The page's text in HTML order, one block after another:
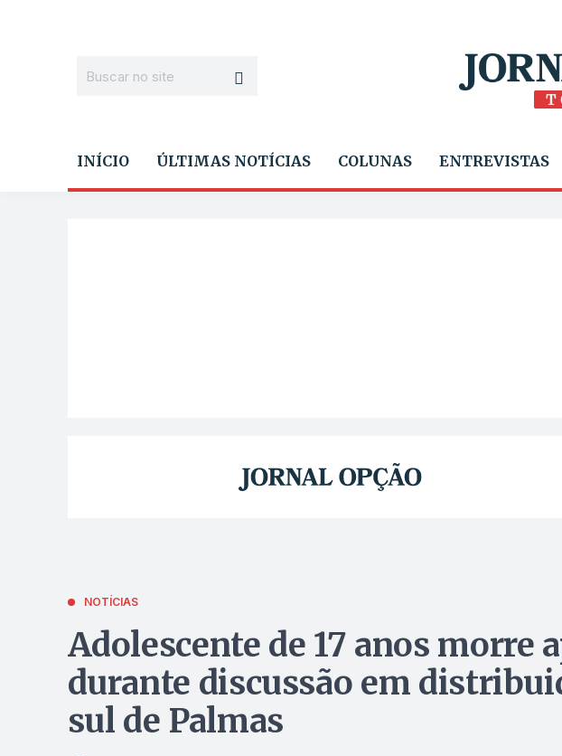
INÍCIO ÚLTIMAS NOTÍCIAS COLUNAS ENTREVISTAS
NOTÍCIAS
Adolescente de 17 anos morre
durante discussão em
sul de Palmas